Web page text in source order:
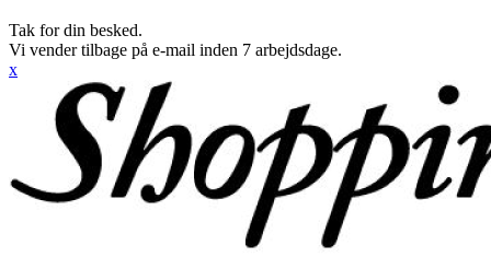
Tak for din besked.
Vi vender tilbage på e-mail inden 7 arbejdsdage.
x